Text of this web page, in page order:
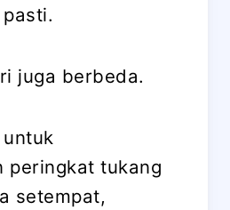
juga berbeda.
peringkat tukang
setempat,